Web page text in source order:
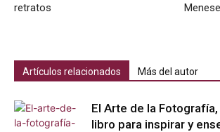
retratos
Artículos relacionados Más del autor
El Arte de la
libro para inspirar y